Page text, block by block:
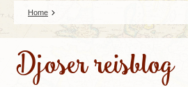
Home
Djoser reisblog